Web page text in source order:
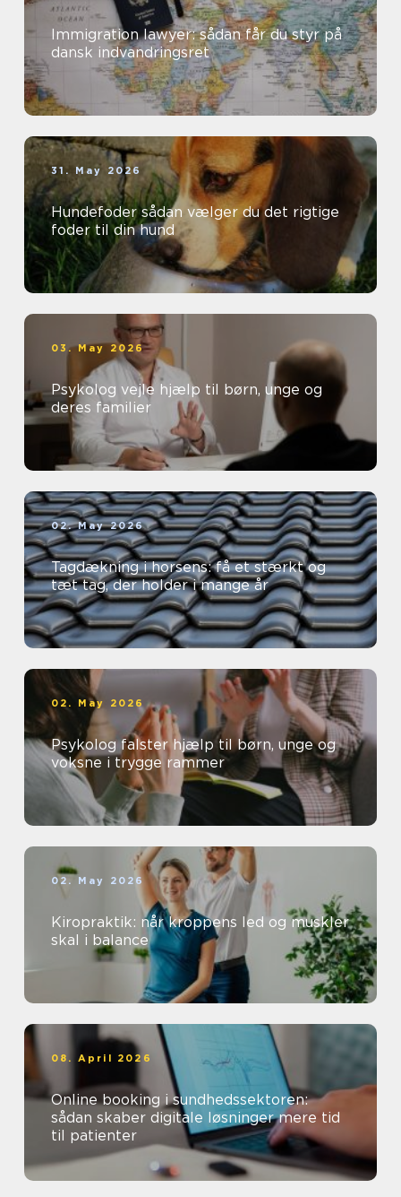
Immigration lawyer: sådan får du styr på
dansk indvandringsret
31. May 2026
Hundefoder sådan vælger du det rigtige
foder til din hund
03. May 2026
Psykolog vejle hjælp til børn, unge og
deres familier
02. May 2026
Tagdækning i horsens: få et stærkt og
tæt tag, der holder i mange år
02. May 2026
Psykolog falster hjælp til børn, unge og
voksne i trygge rammer
02. May 2026
Kiropraktik: når kroppens led og muskler
skal i balance
08. April 2026
Online booking i sundhedssektoren:
sådan skaber digitale løsninger mere tid
til patienter